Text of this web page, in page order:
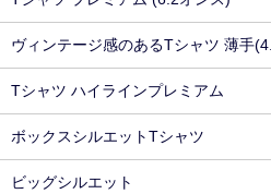
ヴィンテージ感のあるTシャツ 薄手
Tシャツ ハイラインプレミアム
ボックスシルエットTシャツ
ビッグシルエット